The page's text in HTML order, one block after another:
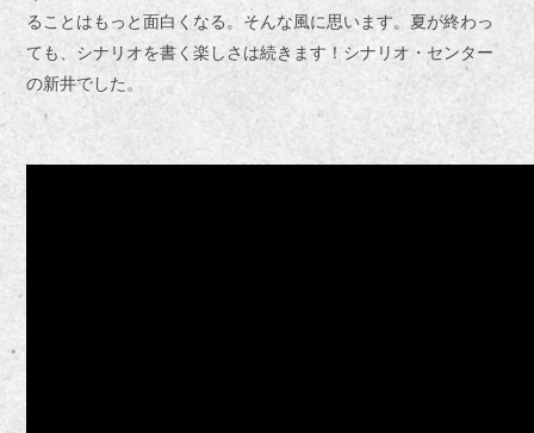
ることはもっと面白くなる。そんな風に思います。夏が終わっ
ても、シナリオを書く楽しさは続きます！シナリオ・センター
の新井でした。